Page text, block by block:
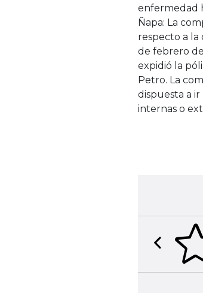
enfermedad
Ñapa: La
respecto a la
de febrero
expidió la
Petro. La
dispuesta a
internas o
Previous